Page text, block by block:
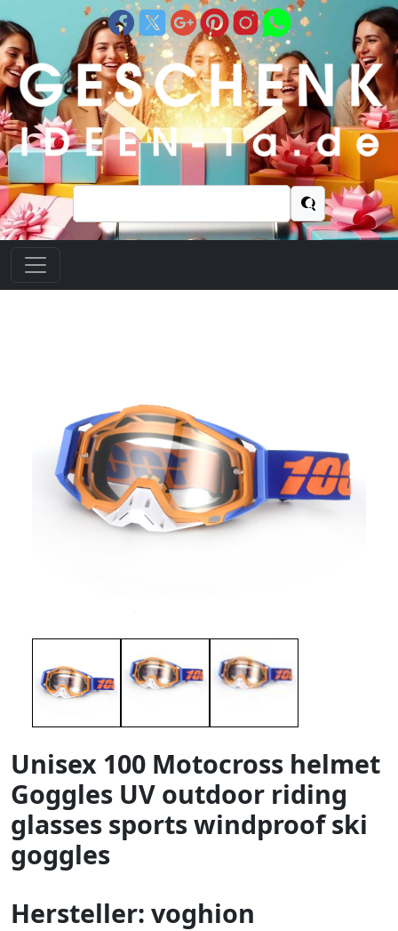
Suchen
nach:
Unisex 100 Motocross helmet
Goggles UV outdoor riding
glasses sports windproof ski
goggles
Hersteller: voghion